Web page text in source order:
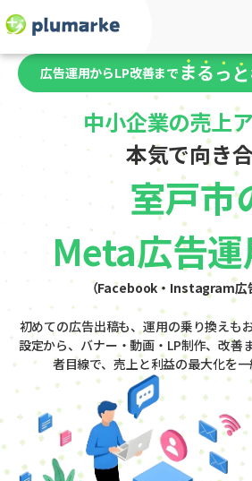
広告運用からLP改善まで
中小企業の売上
本気で向き
室戸市
Meta広告
（Facebook・Instagram広
初めての広告出稿も、運用の乗り換えも
設定から、バナー・動画・LP制作、改善
者目線で、売上と利益の最大化を一